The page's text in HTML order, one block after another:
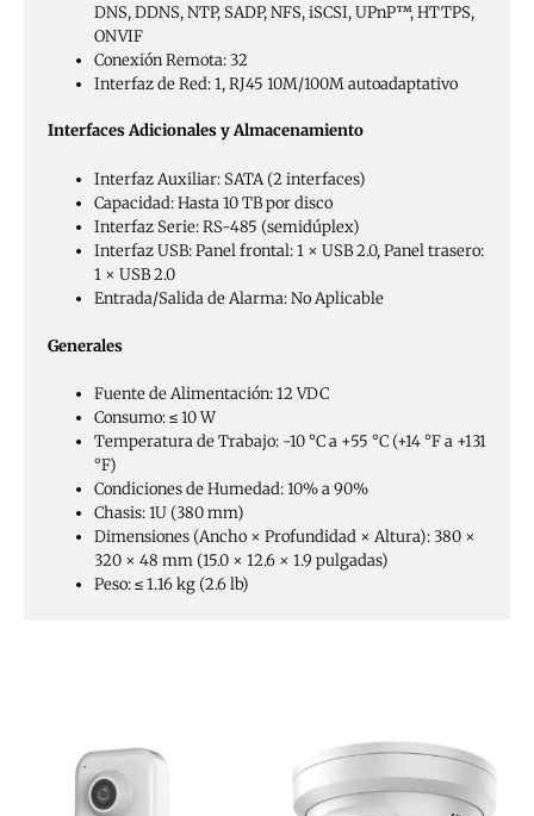
DNS, DDNS, NTP, SADP, NFS, iSCSI, UPnP™, HTTPS,
ONVIF
Conexión Remota: 32
Interfaz de Red: 1, RJ45 10M/100M autoadaptativo
Interfaces Adicionales y Almacenamiento
Interfaz Auxiliar: SATA (2 interfaces)
Capacidad: Hasta 10 TB por disco
Interfaz Serie: RS-485 (semidúplex)
Interfaz USB: Panel frontal: 1 × USB 2.0, Panel trasero:
1 × USB 2.0
Entrada/Salida de Alarma: No Aplicable
Generales
Fuente de Alimentación: 12 VDC
Consumo: ≤ 10 W
Temperatura de Trabajo: -10 °C a +55 °C (+14 °F a +131
°F)
Condiciones de Humedad: 10% a 90%
Chasis: 1U (380 mm)
Dimensiones (Ancho × Profundidad × Altura): 380 ×
320 × 48 mm (15.0 × 12.6 × 1.9 pulgadas)
Peso: ≤ 1.16 kg (2.6 lb)